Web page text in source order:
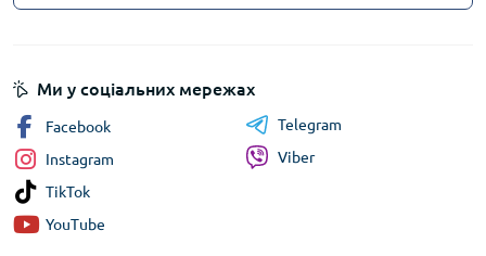
Ми у соціальних мережах
Facebook
Instagram
TikTok
YouTube
Telegram
Viber